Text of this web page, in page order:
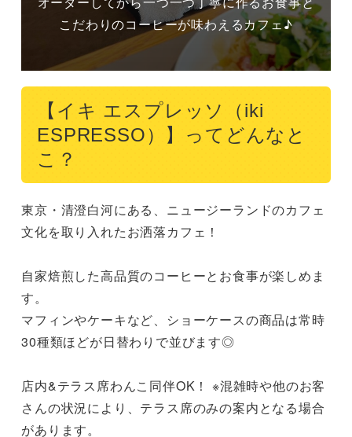
こだわりのコーヒーが味わえるカフェ♪
【イキ エスプレッソ（iki
ESPRESSO）】ってどんなと
こ？
東京・清澄白河にある、ニュージーランドのカフェ
文化を取り入れたお洒落カフェ！
自家焙煎した高品質のコーヒーとお食事が楽しめま
す。
マフィンやケーキなど、ショーケースの商品は常時
30種類ほどが日替わりで並びます◎
店内&テラス席わんこ同伴OK！ ※混雑時や他のお客
さんの状況により、テラス席のみの案内となる場合
があります。